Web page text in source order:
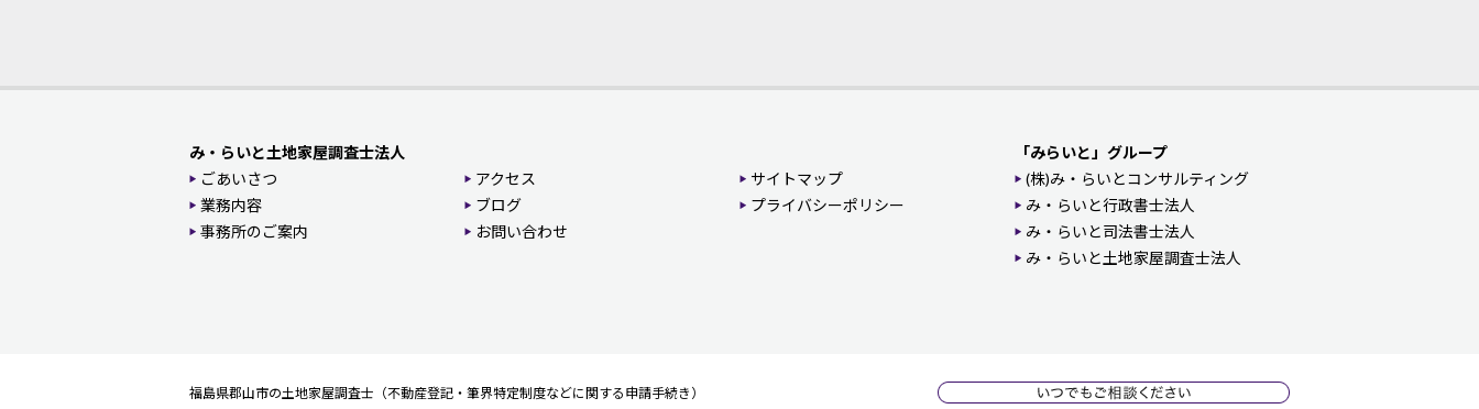
み・らいと土地家屋調査士法人
ごあいさつ
業務内容
事務所のご案内
アクセス
ブログ
お問い合わせ
サイトマップ
プライバシーポリシー
「みらいと」グループ
(株)み・らいとコンサルティング
み・らいと行政書士法人
み・らいと司法書士法人
み・らいと土地家屋調査士法人
福島県郡山市の土地家屋調査士（不動産登記・筆界特定制度などに関する申請手続き）